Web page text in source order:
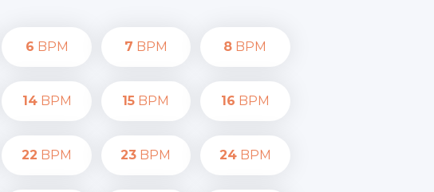
6 BPM 7 BPM 8 BPM
14BPM 15 BPM 16 BPM
22 BPM 23 BPM 24BPM